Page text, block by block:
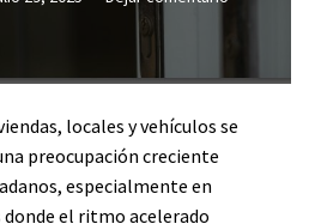
locales y vehículos se
preocupación creciente
especialmente en
el ritmo acelerado